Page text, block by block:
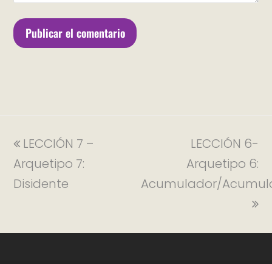
LECCIÓN 7 –
Arquetipo 7:
Disidente
LECCIÓN 6-
Arquetipo 6:
Acumulador/